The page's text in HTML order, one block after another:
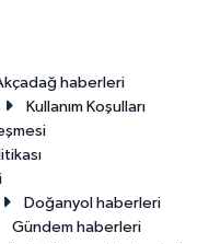
haberleri
Kullanım Koşulları
Doğanyol haberleri
Gündem haberleri